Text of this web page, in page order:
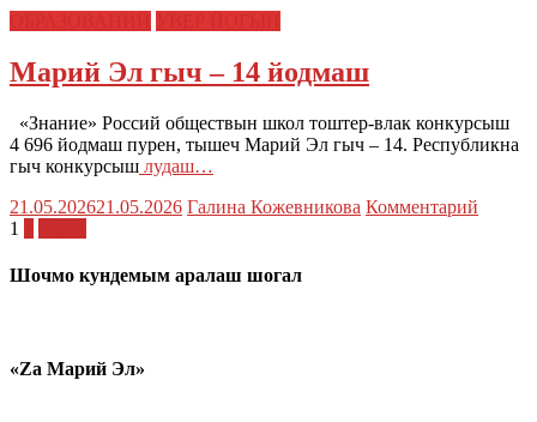
Марий Эл гыч – 14 йодмаш
«Знание» Россий обществын школ тоштер-влак конкурсыш
4 696 йодмаш пурен, тышеч Марий Эл гыч – 14. Республикна
гыч конкурсыш лудаш…
21.05.202621.05.2026 Галина Кожевникова Комментарий
Пагинация
записей
1
Шочмо кундемым аралаш шогал
«Zа Марий Эл»